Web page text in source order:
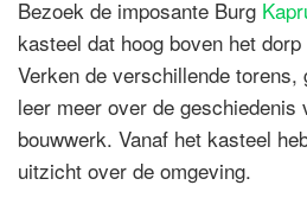
Bezoek de imposante Burg
kasteel dat hoog boven het
Verken de verschillende torens,
leer meer over de
bouwwerk. Vanaf het kasteel
uitzicht over de omgeving.